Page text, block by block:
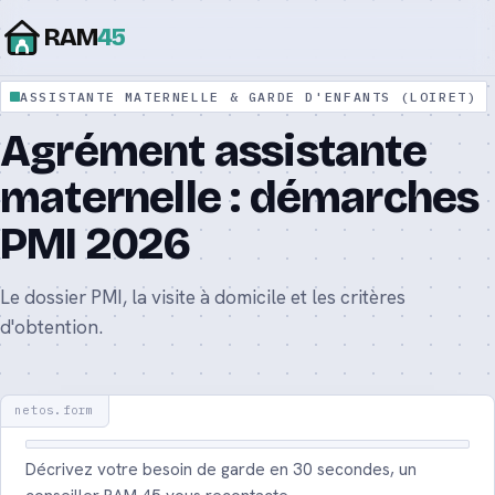
RAM45
Assistante maternelle agréée : le guide
complet 2026
Assistante maternelle ou nounou : quelle
différence ?
Tarif d’une assistante maternelle : prix et
calcul 2026
Contrat d’assistante maternelle : modèle et
mentions 2026
ASSISTANTE MATERNELLE & GARDE D'ENFANTS (LOIRET)
Agrément assistante
maternelle : démarches
PMI 2026
Le dossier PMI, la visite à domicile et les critères
d'obtention.
Décrivez votre besoin de garde en 30 secondes, un